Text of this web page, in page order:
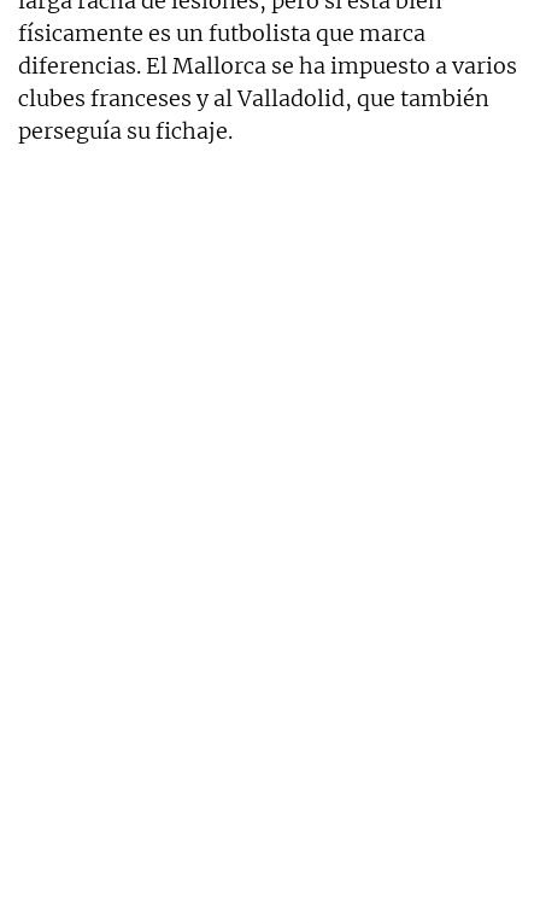
físicamente es un futbolista que marca
diferencias. El Mallorca se ha impuesto a varios
clubes franceses y al Valladolid, que también
perseguía su fichaje.